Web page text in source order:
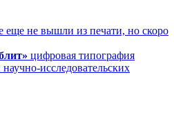
еще не вышли из печати, но скоро
цифровая типография
исследовательских